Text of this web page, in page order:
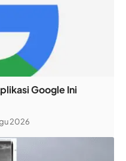
Google Ini
2026